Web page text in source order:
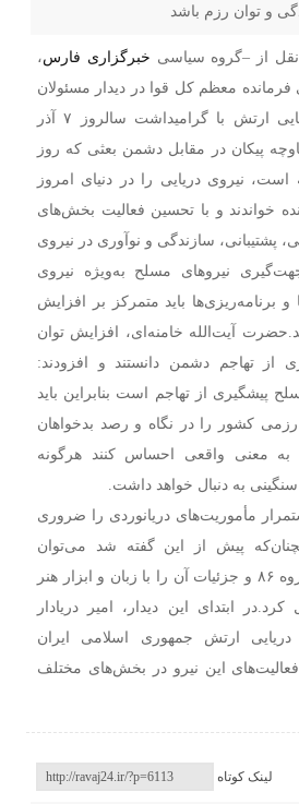
و توان رزم باشد
گروه سیاسی خبرگزاری فارس،
معظم کل قوا در دیدار مسئولان
و فرماندهان نیروی دریایی ارتش با گرامیداشت سالروز ۷ آذر
ناوچه پیکان در مقابل دشمن بعثی که روز
است، نیروی دریایی را در دنیای امروز
خواندند و با تحسین فعالیت بخش‌های
پشتیبانی، سازندگی و نوآوری در نیروی
نیروهای مسلح به‌ویژه نیروی
و برنامه‌ریزی‌ها باید متمرکز بر افزایش
حضرت آیت‌الله خامنه‌ای، افزایش توان
از تهاجم دشمن دانستند و افزودند:
پیشگیری از تهاجم است بنابراین باید
کشور را در نگاه و رصد بدخواهان
به معنی واقعی احساس کنند هرگونه
به دنبال خواهد داشت.
مأموریت‌های دریانوردی را ضروری
پیش از این گفته شد می‌توان
مأموریت چند ماهه ناوگروه ۸۶ و جزئیات آن را با زبان و ابزار هنر
کرد. در ابتدای این دیدار، امیر دریادار
دریایی ارتش جمهوری اسلامی ایران
این نیرو در بخش‌های مختلف
لینک کوتاه